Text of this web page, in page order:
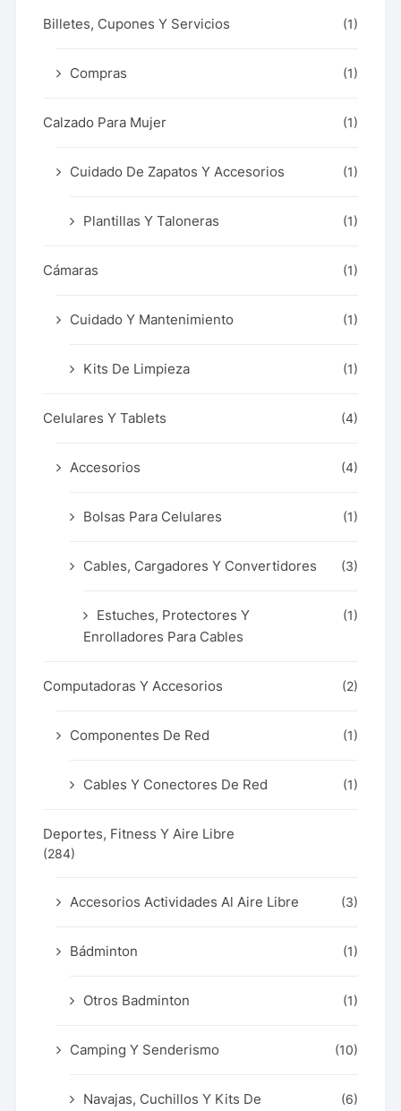
Billetes, Cupones Y Servicios (1)
Compras (1)
Calzado Para Mujer (1)
Cuidado De Zapatos Y Accesorios (1)
Plantillas Y Taloneras (1)
Cámaras (1)
Cuidado Y Mantenimiento (1)
Kits De Limpieza (1)
Celulares Y Tablets (4)
Accesorios (4)
Bolsas Para Celulares (1)
Cables, Cargadores Y Convertidores (3)
Estuches, Protectores Y
Enrolladores Para Cables
(1)
Computadoras Y Accesorios (2)
Componentes De Red (1)
Cables Y Conectores De Red (1)
Deportes, Fitness Y Aire Libre
(284)
Accesorios Actividades Al Aire Libre (3)
Bádminton (1)
Otros Badminton (1)
Camping Y Senderismo (10)
Navajas, Cuchillos Y Kits De
(6)